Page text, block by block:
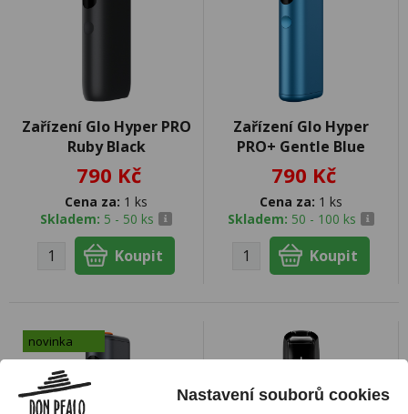
Zařízení Glo Hyper PRO
Ruby Black
790 Kč
Cena za: 1 ks
Skladem: 5 - 50 ks
Zařízení Glo Hyper
PRO+ Gentle Blue
790 Kč
Cena za: 1 ks
Skladem: 50 - 100 ks
novinka
Nastavení souborů cookies